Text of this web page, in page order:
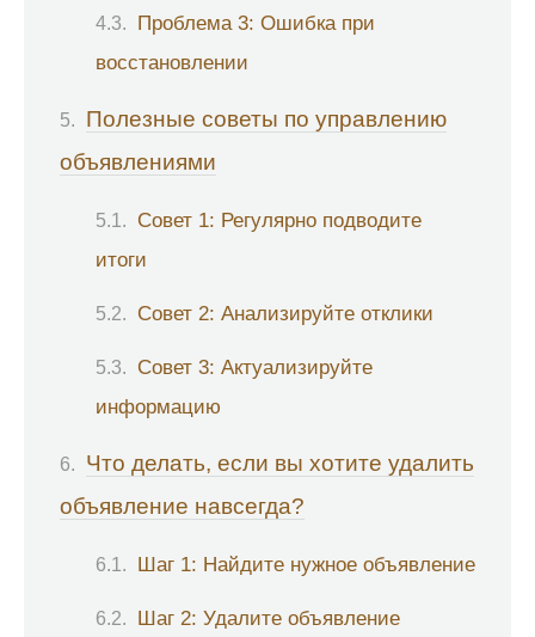
Проблема 3: Ошибка при
восстановлении
Полезные советы по управлению
объявлениями
Совет 1: Регулярно подводите
итоги
Совет 2: Анализируйте отклики
Совет 3: Актуализируйте
информацию
Что делать, если вы хотите удалить
объявление навсегда?
Шаг 1: Найдите нужное объявление
Шаг 2: Удалите объявление